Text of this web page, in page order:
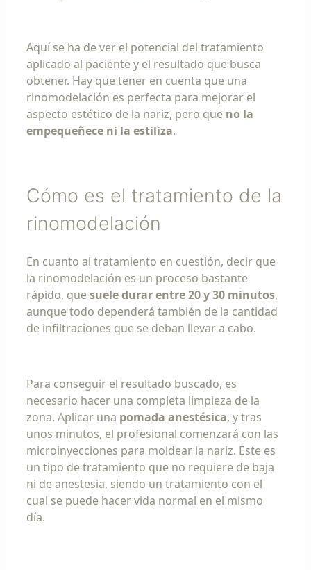
Aquí se ha de ver el potencial del tratamiento
aplicado al paciente y el resultado que busca
obtener. Hay que tener en cuenta que una
rinomodelación es perfecta para mejorar el
aspecto estético de la nariz, pero que no la
empequeñece ni la estiliza.
Cómo es el tratamiento de la
rinomodelación
En cuanto al tratamiento en cuestión, decir que
la rinomodelación es un proceso bastante
rápido, quesuele durar entre 20 y 30 minutos,
aunque todo dependerá también de la cantidad
de infiltraciones que se deban llevar a cabo.
Para conseguir el resultado buscado, es
necesario hacer una completa limpieza de la
zona. Aplicar una pomada anestésica, y tras
unos minutos, el profesional comenzará con las
microinyecciones para moldear la nariz. Este es
un tipo de tratamiento que no requiere de baja
ni de anestesia, siendo un tratamiento con el
cual se puede hacer vida normal en el mismo
día.